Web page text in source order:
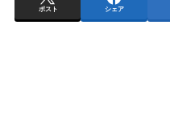
ポスト シェア